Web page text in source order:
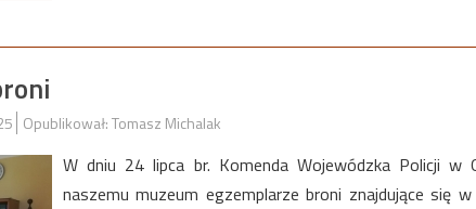
Opublikował: Tomasz Michalak
W dniu 24 lipca br. Komenda Wojewódzka Policji w
naszemu muzeum egzemplarze broni znajdujące się